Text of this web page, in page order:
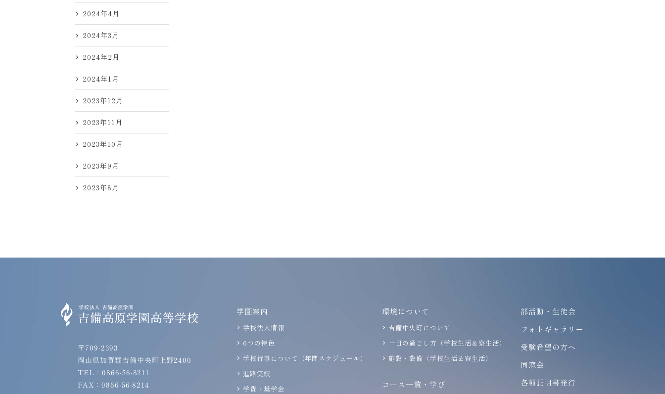
2024年4月
2024年3月
2024年2月
2024年1月
2023年12月
2023年11月
2023年10月
2023年9月
2023年8月
〒709-2393
岡山県加賀郡吉備中央町上野2400
TEL：0866-56-8211
FAX：0866-56-8214
学園案内
学校法人情報
6つの特色
学校行事について（年間スケジュール）
進路実績
学費・奨学金
環境について
吉備中央町について
一日の過ごし方（学校生活＆寮生活）
施設・設備（学校生活＆寮生活）
コース一覧・学び
部活動・生徒会
フォトギャラリー
受験希望の方へ
同窓会
各種証明書発行